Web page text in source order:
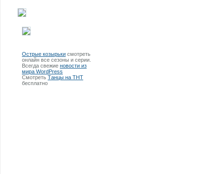
Острые козырьки смотреть
онлайн все сезоны и серии.
Всегда свежие новости из
мира WordPress
Смотреть Танцы на ТНТ
бесплатно